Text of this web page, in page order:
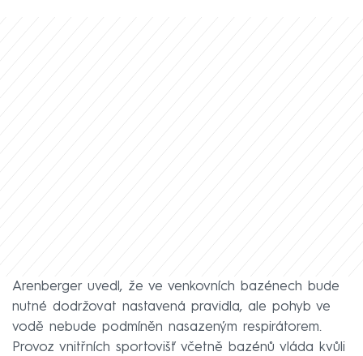
Arenberger uvedl, že ve venkovních bazénech bude
nutné dodržovat nastavená pravidla, ale pohyb ve
vodě nebude podmíněn nasazeným respirátorem.
Provoz vnitřních sportovišť včetně bazénů vláda kvůli